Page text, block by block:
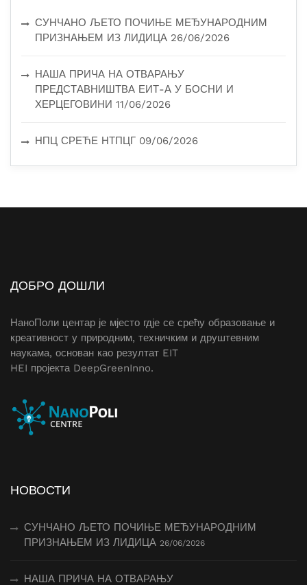
СУНЧАНО ЉЕТО ПОЧИЊЕ МЕЂУНАРОДНИМ
ПРИЗНАЊЕМ ИЗ ЛИДИЦА 26/06/2026
НАША ПРИЧА НА ОТВАРАЊУ
ПРЕДСТАВНИШТВА ЕИТ-А У БОСНИ И
ХЕРЦЕГОВИНИ 11/06/2026
НПЦ СРЕЋЕ НТПЦГ 09/06/2026
ДОБРО ДОШЛИ
НаноПоли центар је мјесто гдје се срећу образовање и
креативност у природним, техничким и друштевним
наукама, основан као резултат EIT
HEI пројекта DeepGreenInno.
НОВОСТИ
СУНЧАНО ЉЕТО ПОЧИЊЕ МЕЂУНАРОДНИМ
ПРИЗНАЊЕМ ИЗ ЛИДИЦА 26/06/2026
НАША ПРИЧА НА ОТВАРАЊУ